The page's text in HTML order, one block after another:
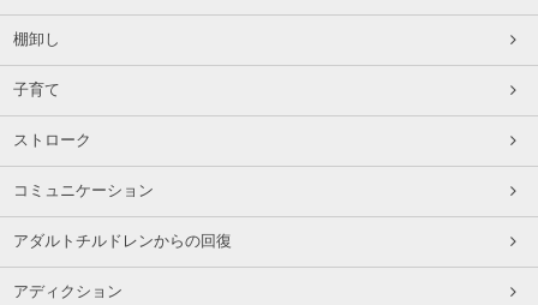
棚卸し
子育て
ストローク
コミュニケーション
アダルトチルドレンからの回復
アディクション